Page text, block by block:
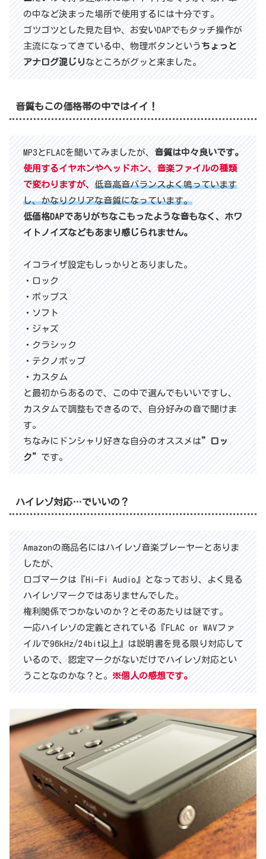
の中など決まった場所で使用するには十分です。
ゴツゴツとした見た目や、お安いDAPでもタッチ操作が
主流になってきている中、物理ボタンという ちょっと
アナログ混じり なところがグッと来ました。
音質もこの価格帯の中ではイイ！
MP3とFLACを聞いてみましたが、 音質は中々良いです。
使用するイヤホンやヘッドホン、音楽ファイルの種類
で変わりますが、 低音高音バランスよく鳴っています
し、かなりクリアな音質になっています。
低価格DAPでありがちなこもったような音もなく、ホワ
イトノイズなどもあまり感じられません。
イコライザ設定もしっかりとありました。
・ロック
・ポップス
・ソフト
・ジャズ
・クラシック
・テクノポップ
・カスタム
と最初からあるので、この中で選んでもいいですし、
カスタムで調整もできるので、自分好みの音で聞けま
す。
ちなみにドンシャリ好きな自分のオススメは”ロッ
ク” です。
ハイレゾ対応…でいいの？
Amazonの商品名にはハイレゾ音楽プレーヤーとありま
したが、
ロゴマークは『Hi-Fi Audio』となっており、よく見る
ハイレゾマークではありませんでした。
権利関係でつかないのか？とそのあたりは謎です。
一応ハイレゾの定義とされている『FLAC or WAVファ
イルで96kHz/24bit以上』は説明書を見る限り対応して
いるので、認定マークがないだけでハイレゾ対応とい
うことなのかな？と。 ※個人の感想です。